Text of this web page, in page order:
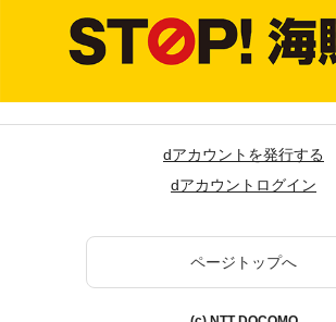
dアカウントを発行する
dアカウントログイン
ページトップへ